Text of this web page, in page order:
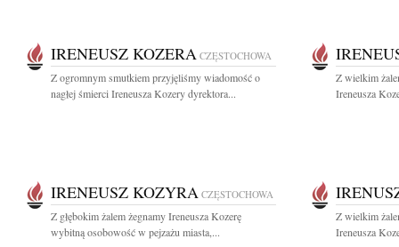
IRENEUSZ KOZERA CZĘSTOCHOWA
Z ogromnym smutkiem przyjęliśmy wiadomość o
nagłej śmierci Ireneusza Kozery dyrektora...
Z wielkim
Ireneusza
IRENEUSZ KOZYRA CZĘSTOCHOWA
Z głębokim żalem żegnamy Ireneusza Kozerę
wybitną osobowość w pejzażu miasta,...
Z wielkim
Ireneusza